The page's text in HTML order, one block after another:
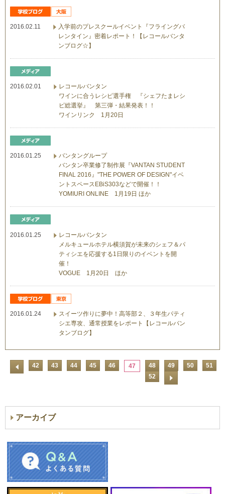
2016.02.11
入学前のプレスクールイベント『フライングバ
レンタイン』密着レポート！【レコールバンタ
ンブログ☆】
2016.02.01
レコールバンタン
ワインに合うレシピ選手権 『シェフたまレシ
ピ総選挙』 第三弾・結果発表！！
ワインリンク 1月20日
2016.01.25
バンタングループ
バンタン卒業修了制作展『VANTAN STUDENT
FINAL 2016』"THE POWER OF DESIGN"イベ
ントスペースEBiS303などで開催！！
YOMIURI ONLINE 1月19日 ほか
2016.01.25
レコールバンタン
メルキュールホテル横須賀が未来のシェフ＆パ
ティシエを応援する1日限りのイベントを開
催！
VOGUE 1月20日 ほか
2016.01.24
スイーツ作りに夢中！高等部２、３年生パティ
シエ専攻、通常授業をレポート【レコールバン
タンブログ】
42 43 44 45 46 47 48 49 50
51
52
アーカイブ